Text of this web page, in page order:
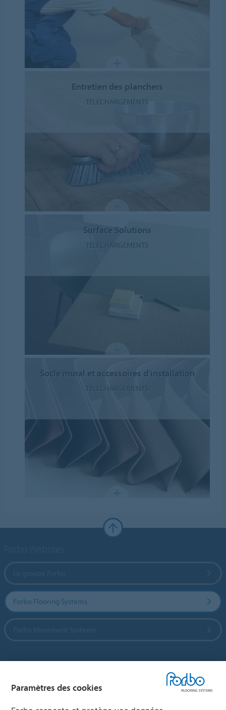
Entretien des planchers
TÉLÉCHARGEMENTS
Surface Solutions
TÉLÉCHARGEMENTS
Socle mural et accessoires d'installation
TÉLÉCHARGEMENTS
Forbo Flooring Systems
Paramètres des cookies